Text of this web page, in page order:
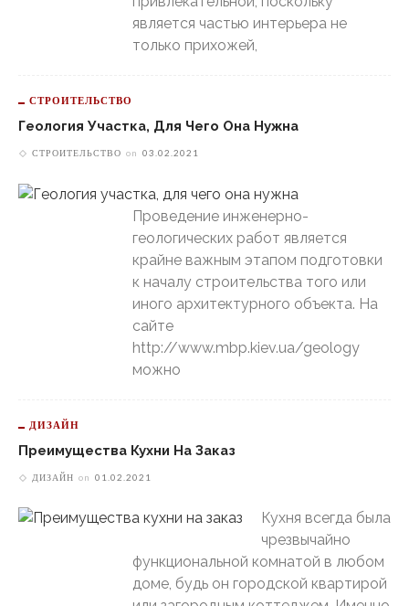
является частью интерьера не
только прихожей,
СТРОИТЕЛЬСТВО
Геология Участка, Для Чего Она Нужна
СТРОИТЕЛЬСТВО on 03.02.2021
Проведение инженерно-
геологических работ является
крайне важным этапом подготовки
к началу строительства того или
иного архитектурного объекта. На
сайте
http://www.mbp.kiev.ua/geology
можно
ДИЗАЙН
Преимущества Кухни На Заказ
ДИЗАЙН on 01.02.2021
Кухня всегда была
чрезвычайно
функциональной комнатой в любом
доме, будь он городской квартирой